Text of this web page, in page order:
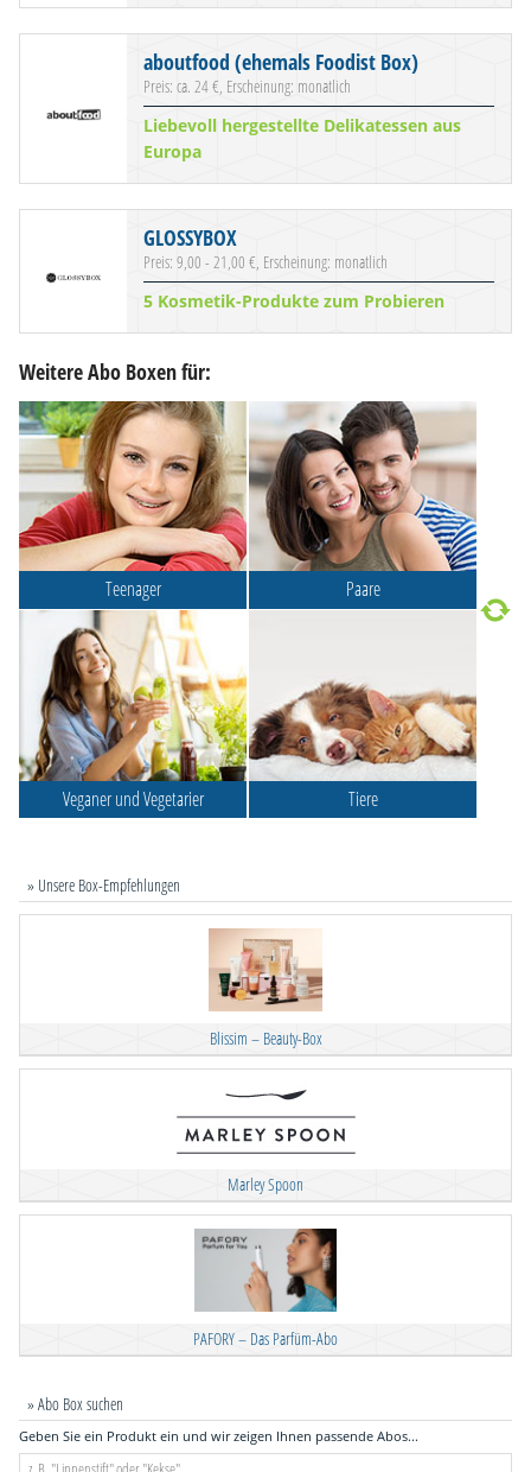
aboutfood (ehemals Foodist Box)
Preis: ca. 24 €, Erscheinung: monatlich
Liebevoll hergestellte Delikatessen aus
Europa
GLOSSYBOX
Preis: 9,00 - 21,00 €, Erscheinung: monatlich
5 Kosmetik-Produkte zum Probieren
Weitere Abo Boxen für:
Teenager Paare
Veganer und Vegetarier Tiere
» Unsere Box-Empfehlungen
Blissim – Beauty-Box
Marley Spoon
PAFORY – Das Parfüm-Abo
» Abo Box suchen
Geben Sie ein Produkt ein und wir zeigen Ihnen passende Abos...